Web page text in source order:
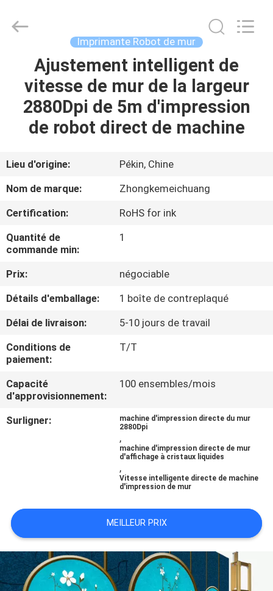
MAISON
PRODUITS
SUJET
DE
NOUS
VISITE
D'USINE
CONTRÔLE
DE
QUALITÉ
CONTACTEZ-
NOUS
DEMANDEZ
UNE
CITATION
And
Technology
Imprimante Robot de mur
Ajustement intelligent de
vitesse de mur de la largeur
2880Dpi de 5m d'impression
de robot direct de machine
Lieu d'origine:
Pékin, Chine
Nom de marque:
Zhongkemeichuang
Certification:
RoHS for ink
Quantité de
commande min:
1
Prix:
négociable
Détails d'emballage:
1 boîte de contreplaqué
Délai de livraison:
5-10 jours de travail
Conditions de
paiement:
T/T
Capacité
d'approvisionnement:
100 ensembles/mois
Surligner:
machine d'impression directe du mur
2880Dpi
,
machine d'impression directe de mur
d'affichage à cristaux liquides
,
Vitesse intelligente directe de machine
d'impression de mur
MEILLEUR PRIX